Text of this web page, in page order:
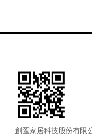
創匯家居科技股份有限